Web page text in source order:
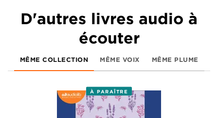
D'autres livres audio à
écouter
MÊME COLLECTION MÊME VOIX MÊME PLUME
À PARAÎTRE